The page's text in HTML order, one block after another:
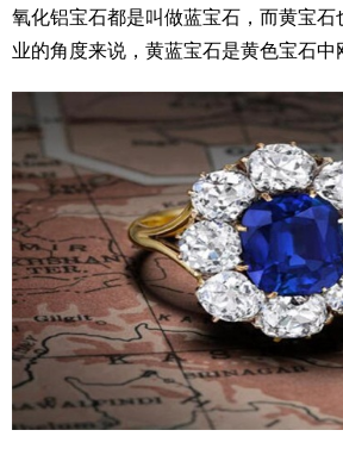
氧化铝宝石都是叫做蓝宝石，而黄宝石
业的角度来说，黄蓝宝石是黄色宝石中